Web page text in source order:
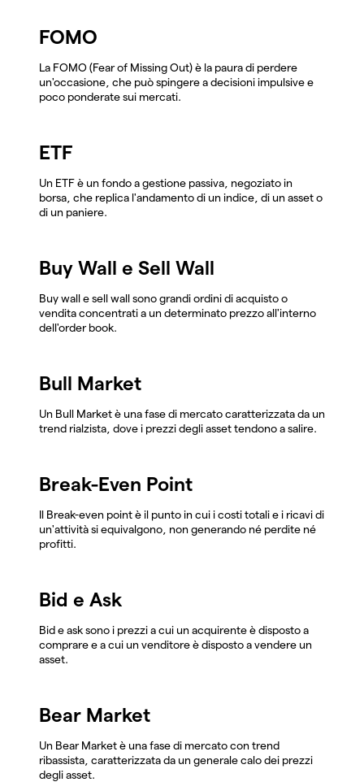
FOMO
La FOMO (Fear of Missing Out) è la paura di perdere
un'occasione, che può spingere a decisioni impulsive e
poco ponderate sui mercati.
ETF
Un ETF è un fondo a gestione passiva, negoziato in
borsa, che replica l'andamento di un indice, di un asset o
di un paniere.
Buy Wall e Sell Wall
Buy wall e sell wall sono grandi ordini di acquisto o
vendita concentrati a un determinato prezzo all'interno
dell'order book.
Bull Market
Un Bull Market è una fase di mercato caratterizzata da un
trend rialzista, dove i prezzi degli asset tendono a salire.
Break-Even Point
Il Break-even point è il punto in cui i costi totali e i ricavi di
un'attività si equivalgono, non generando né perdite né
profitti.
Bid e Ask
Bid e ask sono i prezzi a cui un acquirente è disposto a
comprare e a cui un venditore è disposto a vendere un
asset.
Bear Market
Un Bear Market è una fase di mercato con trend
ribassista, caratterizzata da un generale calo dei prezzi
degli asset.